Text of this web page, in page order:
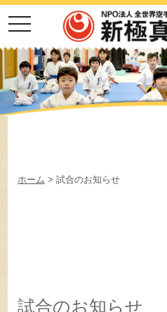
toggle
navigation
ホーム > 試合のお知らせ
試合のお知らせ